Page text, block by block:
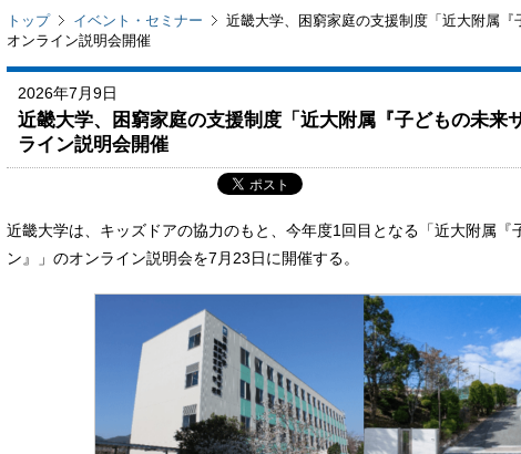
トップ イベント・セミナー
近畿大学、困窮家庭の支援制度「近大附属『
オンライン説明会開催
2026年7月9日
近畿大学、困窮家庭の支援制度「近大附属『子どもの未来
ライン説明会開催
近畿大学は、キッズドアの協力のもと、今年度1回目となる「近大附属『
ン』」のオンライン説明会を7月23日に開催する。